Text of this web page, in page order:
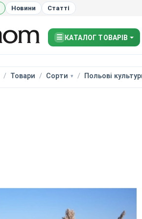
Новини Статті
☰ КАТАЛОГ ТОВАРІВ
Товари Сорти Польові